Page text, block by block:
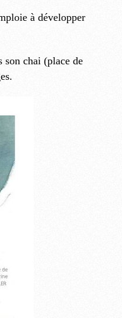
à développer
son chai (place de